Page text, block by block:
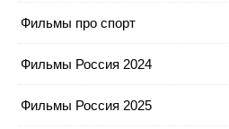
Фильмы про спорт
Фильмы Россия 2024
Фильмы Россия 2025